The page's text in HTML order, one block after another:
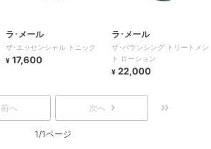
ラ･メール
ザ･エッセンシャル トニック
¥ 17,600
ラ･メール
ザ･バランシング トリートメン
ト ローション
¥ 22,000
前へ 次へ
1/1ページ